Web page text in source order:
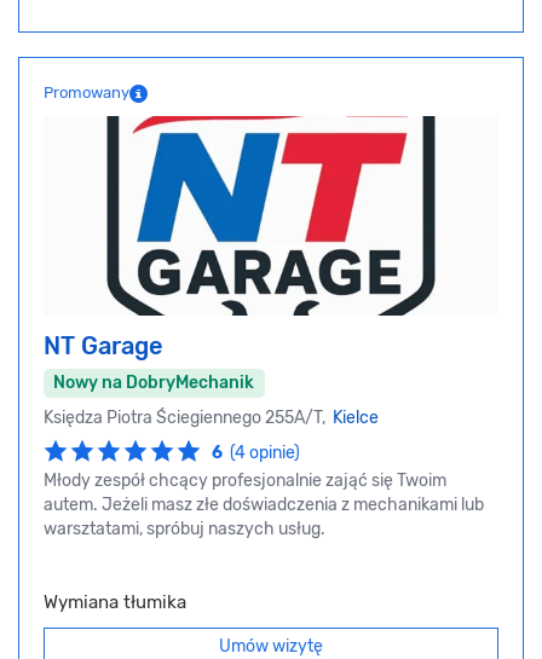
Promowany
NT Garage
Nowy na DobryMechanik
Księdza Piotra Ściegiennego 255A/T, Kielce
6 (4 opinie)
Młody zespół chcący profesjonalnie zająć się Twoim
autem. Jeżeli masz złe doświadczenia z mechanikami lub
warsztatami, spróbuj naszych usług.
Wymiana tłumika
Umów wizytę